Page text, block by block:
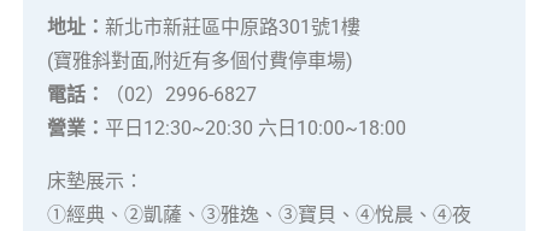
地址： 新北市新莊區中原路301號1樓
(寶雅斜對面,附近有多個付費停車場)
電話：
（02）2996-6827
營業： 平日12:30~20:30 六日10:00~18:00
床墊展示：
①經典、②凱薩、③雅逸、③寶貝、④悅晨、④夜